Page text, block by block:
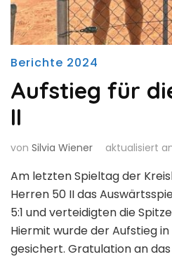
Berichte 2024
Aufstieg für
II
von Silvia Wiener aktualisiert
Am letzten Spieltag der
Herren 50 II das
5:1 und verteidigten die
Hiermit wurde der Aufstieg in
gesichert. Gratulation an